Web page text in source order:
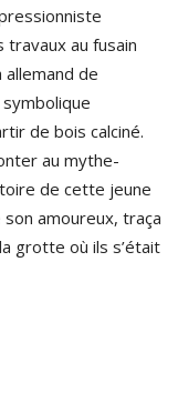
au fusain
de
de bois calciné.
au mythe-
de cette jeune
amoureux, traça
grotte où ils s’était